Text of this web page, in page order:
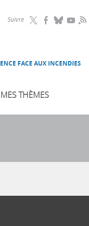
Suivre RSS
FACE AUX INCENDIES
MES THÈMES